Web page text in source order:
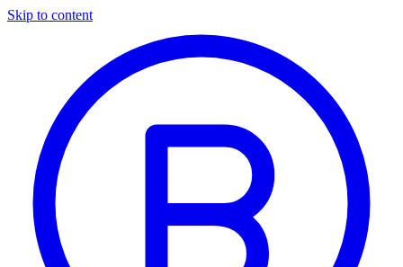
Skip to content